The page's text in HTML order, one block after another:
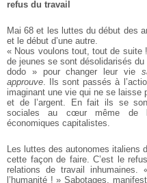
refus du travail
Mai 68 et les luttes du début des
et le début d’une autre.
« Nous voulons tout, tout de suite
de jeunes se sont désolidarisés
dodo » pour changer leur vie
approuve. Ils sont passés à
imaginant une vie qui ne se laisse
et de l’argent. En fait ils se
sociales au cœur même de
économiques capitalistes.
Les luttes des autonomes italiens
cette façon de faire. C’est le
relations de travail
l’humanité ! » Sabotages,